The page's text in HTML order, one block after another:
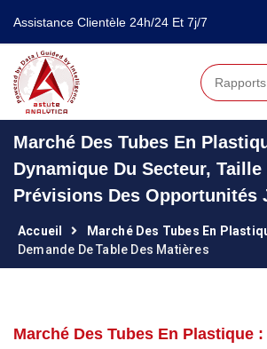
Assistance Clientèle 24h/24 Et 7j/7
Marché Des Tubes En
Dynamique Du Secteur,
Prévisions Des Opportunités
Accueil
Marché Des Tubes En
Demande De Table Des Matières
Marché Des Tubes En Plastique :